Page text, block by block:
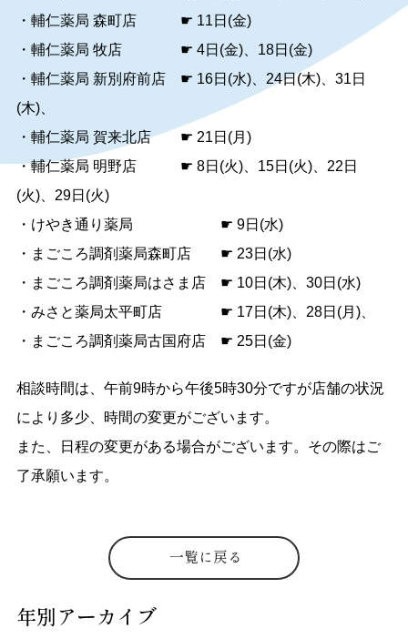
・輔仁薬局 森町店 ☛ 11日(金)
・輔仁薬局 牧店 ☛ 4日(金)、18日(金)
・輔仁薬局 新別府前店 ☛ 16日(水)、24日(木)、31日
(木)、
・輔仁薬局 賀来北店 ☛ 21日(月)
・輔仁薬局 明野店 ☛ 8日(火)、15日(火)、22日
(火)、29日(火)
・けやき通り薬局 ☛ 9日(水)
・まごころ調剤薬局森町店 ☛ 23日(水)
・まごころ調剤薬局はさま店 ☛ 10日(木)、30日(水)
・みさと薬局太平町店 ☛ 17日(木)、28日(月)、
・まごころ調剤薬局古国府店 ☛ 25日(金)
相談時間は、午前9時から午後5時30分ですが店舗の状況
により多少、時間の変更がございます。
また、日程の変更がある場合がございます。その際はご
了承願います。
一覧に戻る
年別アーカイブ